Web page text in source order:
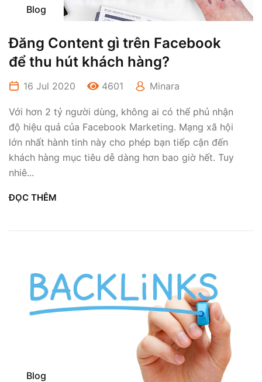
Blog
Đăng Content gì trên Facebook
để thu hút khách hàng?
16 Jul 2020 4601 Minara
Với hơn 2 tỷ người dùng, không ai có thể phủ nhận
độ hiệu quả của Facebook Marketing. Mạng xã hội
lớn nhất hành tinh này cho phép bạn tiếp cận đến
khách hàng mục tiêu dễ dàng hơn bao giờ hết. Tuy
nhiê...
ĐỌC THÊM
Blog